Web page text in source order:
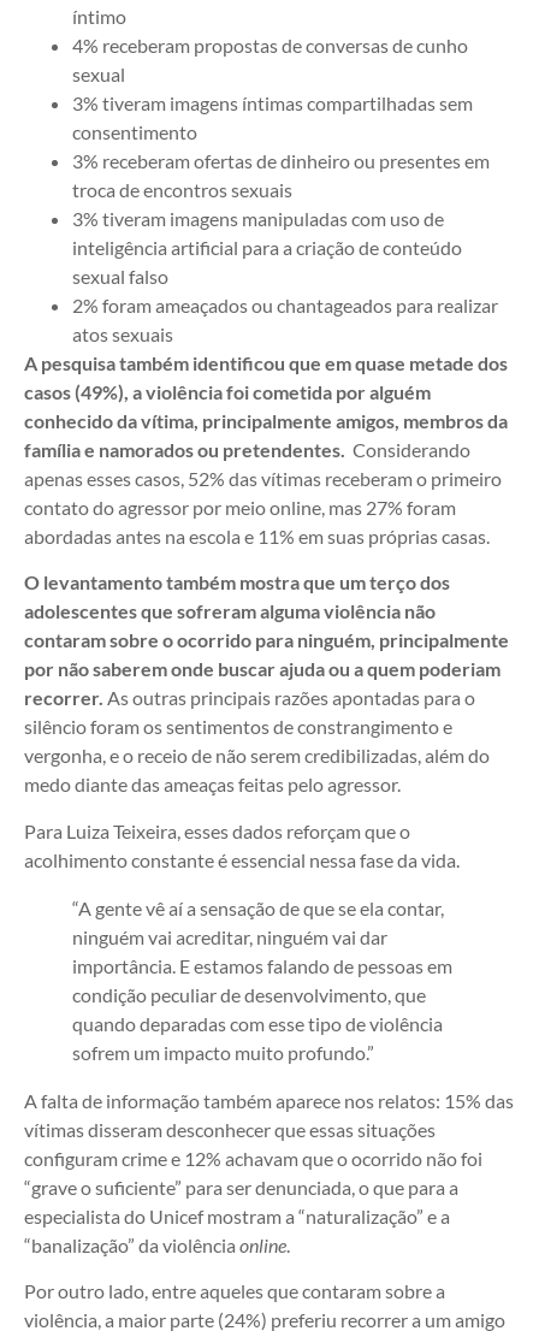
íntimo
4% receberam propostas de conversas de cunho
sexual
3% tiveram imagens íntimas compartilhadas sem
consentimento
3% receberam ofertas de dinheiro ou presentes em
troca de encontros sexuais
3% tiveram imagens manipuladas com uso de
inteligência artificial para a criação de conteúdo
sexual falso
2% foram ameaçados ou chantageados para realizar
atos sexuais
A pesquisa também identificou que em quase metade dos
casos (49%), a violência foi cometida por alguém
conhecido da vítima, principalmente amigos, membros da
família e namorados ou pretendentes. Considerando
apenas esses casos, 52% das vítimas receberam o primeiro
contato do agressor por meio online, mas 27% foram
abordadas antes na escola e 11% em suas próprias casas.
O levantamento também mostra que um terço dos
adolescentes que sofreram alguma violência não
contaram sobre o ocorrido para ninguém, principalmente
por não saberem onde buscar ajuda ou a quem poderiam
recorrer. As outras principais razões apontadas para o
silêncio foram os sentimentos de constrangimento e
vergonha, e o receio de não serem credibilizadas, além do
medo diante das ameaças feitas pelo agressor.
Para Luiza Teixeira, esses dados reforçam que o
acolhimento constante é essencial nessa fase da vida.
“A gente vê aí a sensação de que se ela contar,
ninguém vai acreditar, ninguém vai dar
importância. E estamos falando de pessoas em
condição peculiar de desenvolvimento, que
quando deparadas com esse tipo de violência
sofrem um impacto muito profundo.”
A falta de informação também aparece nos relatos: 15% das
vítimas disseram desconhecer que essas situações
configuram crime e 12% achavam que o ocorrido não foi
“grave o suficiente” para ser denunciada, o que para a
especialista do Unicef mostram a “naturalização” e a
“banalização” da violência online
Por outro lado, entre aqueles que contaram sobre a
violência, a maior parte (24%) preferiu recorrer a um amigo